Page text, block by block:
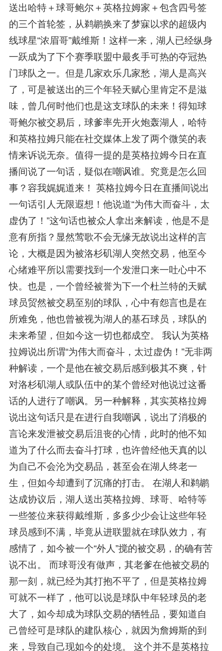
送出哈特＋球哥鲍尔＋英格拉姆家＋包含四号签
的三个首轮签，从鹈鹕换来了梦寐以求的超级内
线球星“浓眉哥”戴维斯！这样一来，湖人已经纵身
一跃成为了下个赛季联盟中最炙手可热的夺冠热
门球队之一。但是几家欢乐几家愁，湖人是高兴
了，可是被送出的三个年轻天赋心里肯定不是滋
味，曾几何时他们也是这支球队的未来！得知球
哥鲍尔被交易后，球爹率先开火炮轰湖人，哈特
和英格拉姆只能在社交媒体上发了两个微笑的表
情来诉说无奈。值得一提的是英格拉姆今日在直
播间说了一句话，疑似在嘲讽谁。究竟是怎么回
事？容我娓娓道来！ 英格拉姆今日在直播间说出
一句话引人无限遐想！他说道“为伟大而奋斗，太
虚伪了！”这句话也被众人拿出来解读，他是不是
意有所指？显然莺歌不会无缘无故说出这样的言
论，大概是因为被洛杉矶湖人突然交易，他至今
心绪难平所以需要找到一个发泄口来一吐心中不
快。也是，一个曾经被誉为下一个杜兰特的天赋
球员贸然被交易至别的球队，心中有怨言也是在
所难免，他也曾被视为湖人的基石球员，球队的
未来希望，但如今这一切也都成空。 我认为英格
拉姆说出所谓“为伟大而奋斗，太过虚伪！”无非两
种解读，一个是他在被交易后感到极其不爽，针
对洛杉矶湖人或队伍中的某个曾经对他说过这番
话的人进行了嘲讽。另一种解释，其实英格拉姆
说出这句话只是在进行自我嘲讽，说出了消极的
言论来发泄被交易后沮丧的心情，此时的他不知
道为了什么而去奋斗打球，也许曾经他天真的以
为自己不会沦为交易品，甚至会在湖人终老一
生，但如今却遭到了沉痛的打击。 在湖人和鹈鹕
达成协议后，湖人送出英格拉姆、球哥、哈特等
一些签位来获得戴维斯，多多少少会让这些年轻
球员感到不满，毕竟从进联盟就在球队效力，有
感情了，如今被一个“外人”搅的被交易，的确有苦
说不出。 而球哥没有做声，其老爹在他被交易的
那一刻，就已经为其打抱不平了，但是英格拉姆
可就不一样了，他可以说是球队中年轻球员的老
大了，如今却成为球队交易的牺牲品，要知道自
己曾经可是球队的建队核心，就因为詹姆斯的到
来，导致自己现如今的处境。 这个并不是英格拉